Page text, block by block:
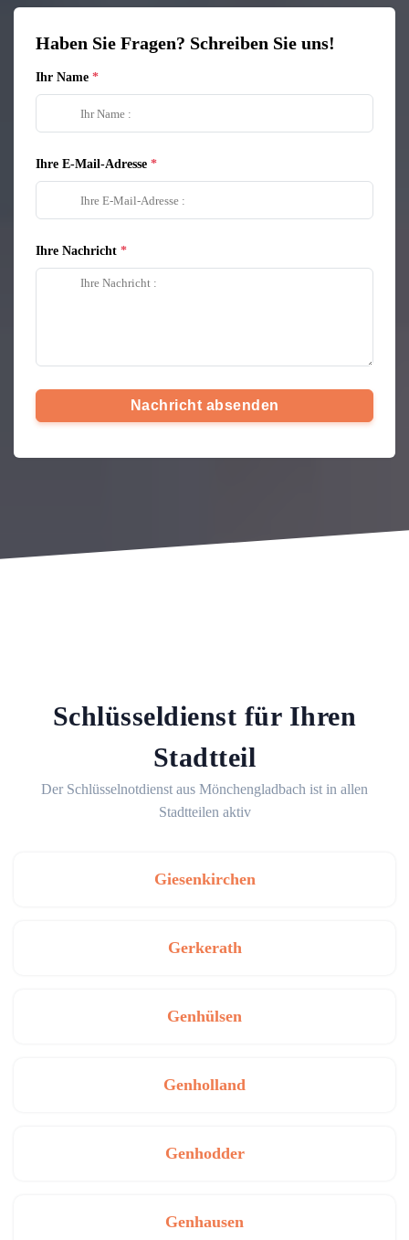
Haben Sie Fragen? Schreiben Sie uns!
Ihr Name
Ihre E-Mail-Adresse
Ihre Nachricht
Nachricht absenden
Schlüsseldienst für Ihren
Stadtteil
Der Schlüsselnotdienst aus Mönchengladbach ist in allen
Stadtteilen aktiv
Giesenkirchen
Gerkerath
Genhülsen
Genholland
Genhodder
Genhausen